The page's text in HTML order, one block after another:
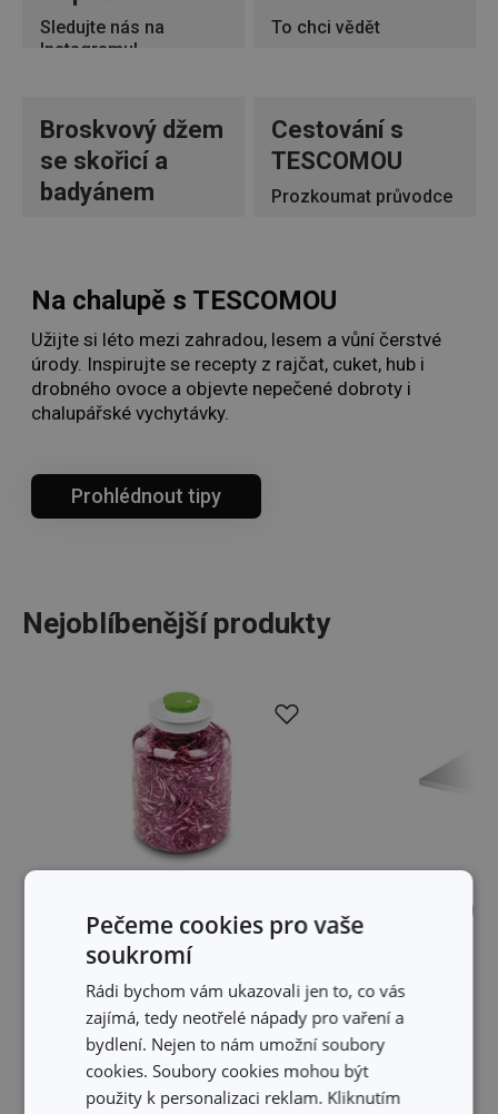
Sledujte nás na
Instagramu!
To chci vědět
Broskvový džem
se skořicí a
badyánem
Cestování s
TESCOMOU
Prozkoumat průvodce
Na chalupě s TESCOMOU
Užijte si léto mezi zahradou, lesem a vůní čerstvé
úrody. Inspirujte se recepty z rajčat, cuket, hub i
drobného ovoce a objevte nepečené dobroty i
chalupářské vychytávky.
Prohlédnout tipy
Nejoblíbenější produkty
Souprava pro kvašení DELLA CASA
5000 ml
549 Kč
Skladem v e-shopu
Skladem v 127 prodejnách
Nerezová
699 Kč
Skladem v e-shopu
Skladem v 117
Pečeme cookies pro vaše
soukromí
Rádi bychom vám ukazovali jen to, co vás
zajímá, tedy neotřelé nápady pro vaření a
bydlení. Nejen to nám umožní soubory
cookies. Soubory cookies mohou být
použity k personalizaci reklam. Kliknutím